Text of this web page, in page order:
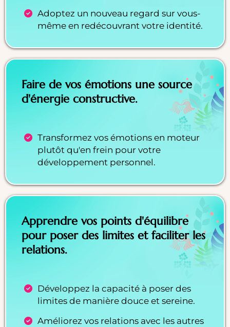
Adoptez un nouveau regard sur vous-
même en redécouvrant votre identité.
Faire de vos émotions une source
d'énergie constructive.
Transformez vos émotions en moteur
plutôt qu'en frein pour votre
développement personnel.
Apprendre vos points d'équilibre
pour poser des limites et faciliter les
relations.
Développez la capacité à poser des
limites de manière douce et sereine.
Améliorez vos relations avec les autres